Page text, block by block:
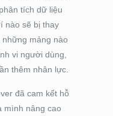
tích dữ liệu
nào sẽ bị thay
mảng nào
vi người dùng,
thêm nhân lực.
đã cam kết hỗ
mình nâng cao